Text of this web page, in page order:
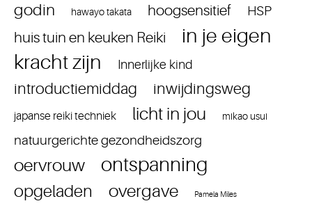
godin hawayo takata hoogsensitief HSP
huis tuin en keuken Reiki
in je eigen
kracht zijn
Innerlijke kind
introductiemiddag inwijdingsweg
japanse reiki techniek licht in jou mikao usui
natuurgerichte gezondheidszorg
oervrouw ontspanning
opgeladen overgave Pamela Miles